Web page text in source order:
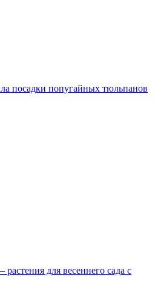
посадки попугайных тюльпанов
для весеннего сада с